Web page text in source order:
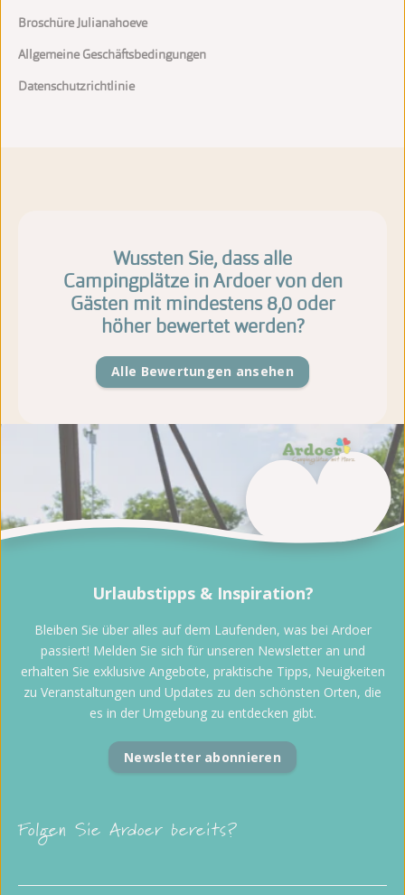
Broschüre Julianahoeve
Allgemeine Geschäftsbedingungen
Datenschutzrichtlinie
Wussten Sie, dass alle
Campingplätze in Ardoer von den
Gästen mit mindestens 8,0 oder
höher bewertet werden?
Alle Bewertungen ansehen
Folgen Sie Ardoer bereits?
Urlaubstipps & Inspiration?
Bleiben Sie über alles auf dem Laufenden, was bei Ardoer
passiert! Melden Sie sich für unseren Newsletter an und
erhalten Sie exklusive Angebote, praktische Tipps, Neuigkeiten
zu Veranstaltungen und Updates zu den schönsten Orten, die
es in der Umgebung zu entdecken gibt.
Newsletter abonnieren